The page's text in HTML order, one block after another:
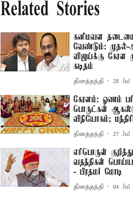
Related Stories
கனிமவள
வேண்டும்: முதல்-
விஜய்க்கு கேரள
கடிதம்
தினத்தந்தி 28 Jul
கேரளம்: ஓணம்
பொருட்கள்
விநியோகம்;
தினத்தந்தி 27 Jul
எரிபொருள்
வதந்திகள்
- பிரதமர் மோடி
தினத்தந்தி 04 Jul